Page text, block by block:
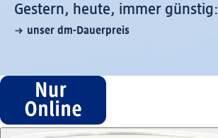
Gestern, heute, immer günstig:
unser dm-Dauerpreis